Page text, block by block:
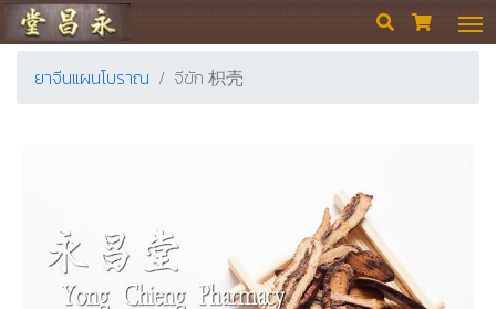
ร้านขายยา ย่งเชียงตึ๊ง  
ยาจีนแผนโบราณ จีขัก 枳壳